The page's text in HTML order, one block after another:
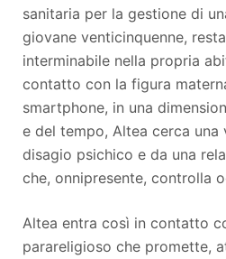
sanitaria per la gestione di
giovane venticinquenne,
interminabile nella propria
contatto con la figura
smartphone, in una
e del tempo, Altea cerca
disagio psichico e da una
che, onnipresente, controlla
Altea entra così in contatto
parareligioso che promette,